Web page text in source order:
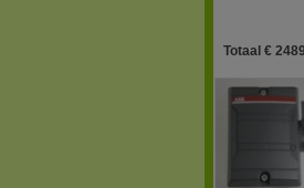
Totaal €